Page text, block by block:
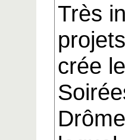
Très
crée